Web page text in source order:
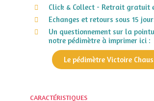
Click & Collect - Retrait gratuit
Echanges et retours sous 15
Un questionnement sur la
notre pédimètre à imprimer ici :
Le pédimètre Victoire
CARACTÉRISTIQUES